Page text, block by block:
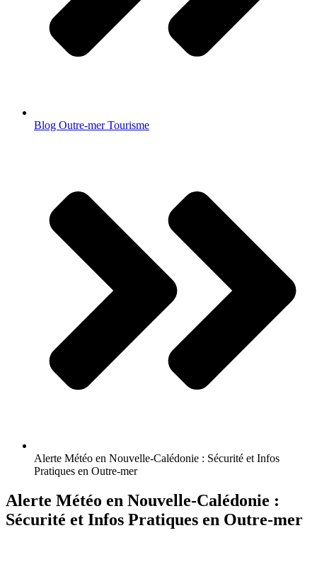
Blog Outre-mer Tourisme
Alerte Météo en Nouvelle-Calédonie : Sécurité et Infos
Pratiques en Outre-mer
Alerte Météo en Nouvelle-Calédonie :
Sécurité et Infos Pratiques en Outre-mer